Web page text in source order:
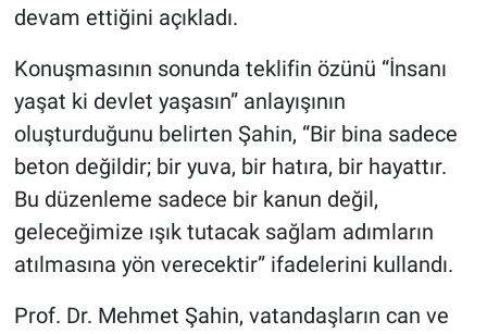
devam ettiğini açıkladı.
Konuşmasının sonunda teklifin özünü “İnsanı
yaşat ki devlet yaşasın” anlayışının
oluşturduğunu belirten Şahin, “Bir bina sadece
beton değildir; bir yuva, bir hatıra, bir hayattır.
Bu düzenleme sadece bir kanun değil,
geleceğimize ışık tutacak sağlam adımların
atılmasına yön verecektir” ifadelerini kullandı.
Prof. Dr. Mehmet Şahin, vatandaşların can ve